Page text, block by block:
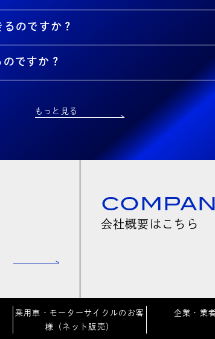
のですか？
ですか？
もっと見る
会社概要はこちら
乗用車・モーターサイクルのお客
様（ネット販売）
企業・業